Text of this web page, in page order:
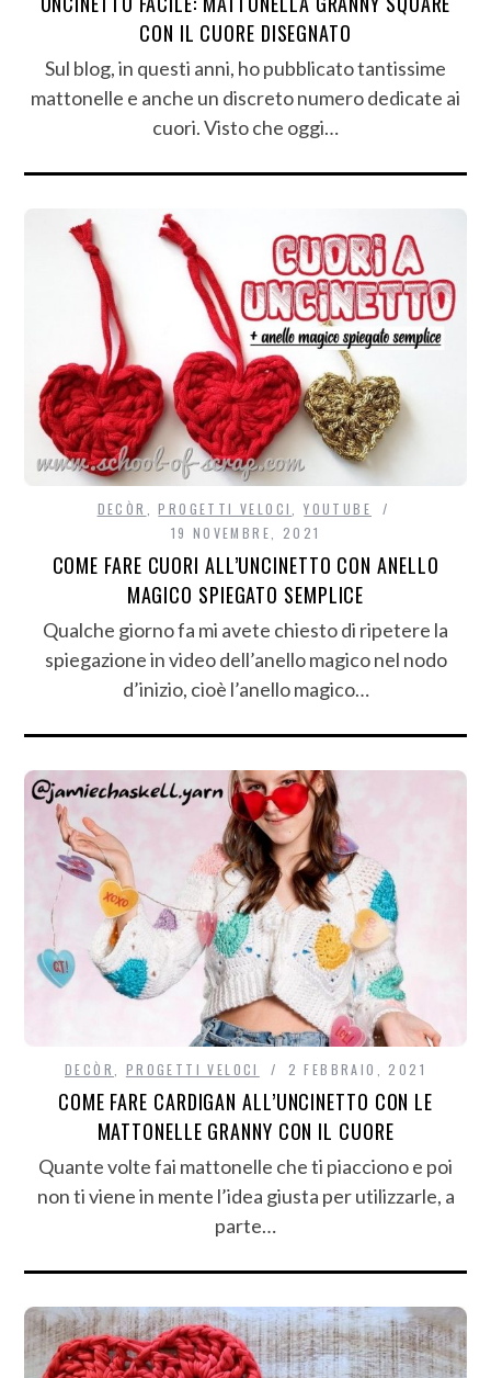
CON IL CUORE DISEGNATO
Sul blog, in questi anni, ho pubblicato tantissime
mattonelle e anche un discreto numero dedicate ai
cuori. Visto che oggi…
DECÒR ,PROGETTI VELOCI ,YOUTUBE
19 NOVEMBRE, 2021
COME FARE CUORI ALL’UNCINETTO CON ANELLO
MAGICO SPIEGATO SEMPLICE
Qualche giorno fa mi avete chiesto di ripetere la
spiegazione in video dell’anello magico nel nodo
d’inizio, cioè l’anello magico…
DECÒR PROGETTI VELOCI 2 FEBBRAIO, 2021
COME FARE CARDIGAN ALL’UNCINETTO CON LE
MATTONELLE GRANNY CON IL CUORE
Quante volte fai mattonelle che ti piacciono e poi
non ti viene in mente l’idea giusta per utilizzarle, a
parte…